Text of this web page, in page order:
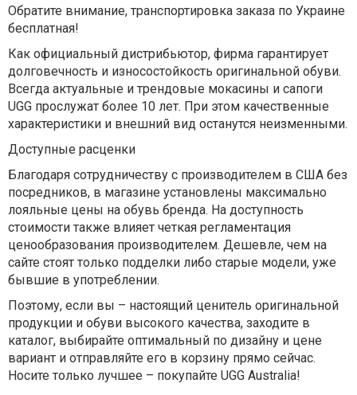
Обратите внимание, транспортировка заказа по Украине
бесплатная!
Как официальный дистрибьютор, фирма гарантирует
долговечность и износостойкость оригинальной обуви.
Всегда актуальные и трендовые мокасины и сапоги
UGG прослужат более 10 лет. При этом качественные
характеристики и внешний вид останутся неизменными.
Доступные расценки
Благодаря сотрудничеству с производителем в США без
посредников, в магазине установлены максимально
лояльные цены на обувь бренда. На доступность
стоимости также влияет четкая регламентация
ценообразования производителем. Дешевле, чем на
сайте стоят только подделки либо старые модели, уже
бывшие в употреблении.
Поэтому, если вы – настоящий ценитель оригинальной
продукции и обуви высокого качества, заходите в
каталог, выбирайте оптимальный по дизайну и цене
вариант и отправляйте его в корзину прямо сейчас.
Носите только лучшее – покупайте UGG Australia!